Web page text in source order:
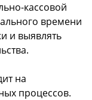
кассовой
времени
и выявлять
на
процессов.